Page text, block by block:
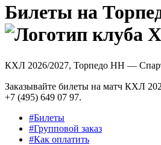
Билеты на
КХЛ 2026/2027, Торпедо НН —
Заказывайте билеты на матч КХЛ
+7 (495) 649 07 97.
#Билеты
#Групповой заказ
#Как оплатить